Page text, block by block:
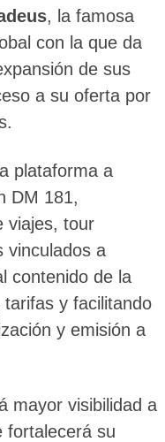
, la famosa
con la que da
de sus
a su oferta por
plataforma a
DM 181,
viajes, tour
vinculados a
contenido de la
y facilitando
y emisión a
mayor visibilidad a
fortalecerá su